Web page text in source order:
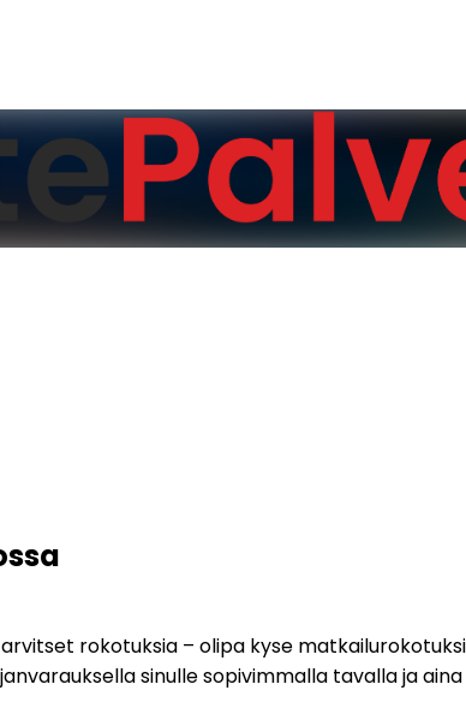
rokotuksia – olipa kyse
sinulle sopivimmalla tavalla ja